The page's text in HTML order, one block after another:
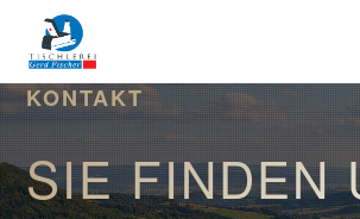
KONTAKT
SIE FINDEN